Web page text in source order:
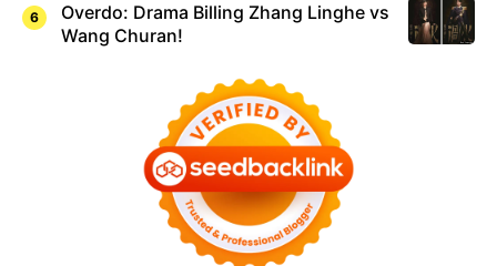
Overdo: Drama Billing Zhang Linghe vs
Wang Churan!